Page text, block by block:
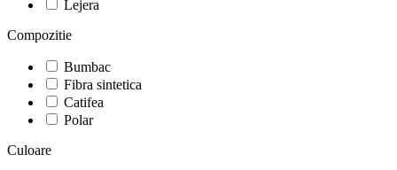
Lejera
Compozitie
Bumbac
Fibra sintetica
Catifea
Polar
Culoare